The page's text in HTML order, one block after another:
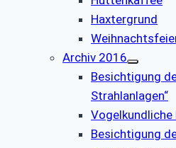
Haxtergrund
Archiv 2016
Besichtigung
Strahlanlagen“
Besichtigung